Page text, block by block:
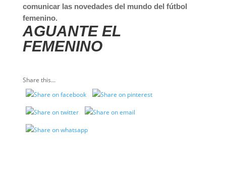
comunicar las novedades del mundo del fútbol
femenino.
AGUANTE EL
FEMENINO
Share this...